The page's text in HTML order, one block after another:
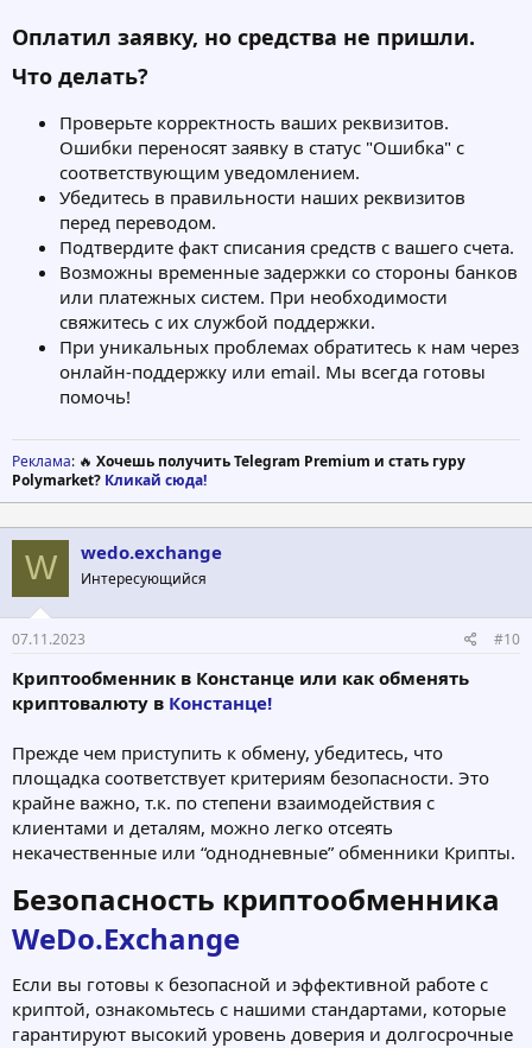
Оплатил заявку, но средства не пришли.
Что делать?
Проверьте корректность ваших реквизитов.
Ошибки переносят заявку в статус "Ошибка" с
соответствующим уведомлением.
Убедитесь в правильности наших реквизитов
перед переводом.
Подтвердите факт списания средств с вашего счета.
Возможны временные задержки со стороны банков
или платежных систем. При необходимости
свяжитесь с их службой поддержки.
При уникальных проблемах обратитесь к нам через
онлайн-поддержку или email. Мы всегда готовы
помочь!
Реклама: 🔥 Хочешь получить Telegram Premium и стать гуру
Polymarket? Кликай сюда!
W wedo.exchange
Интересующийся
07.11.2023 #10
Криптообменник в Констанце или как обменять
криптовалюту в Констанце!
Прежде чем приступить к обмену, убедитесь, что
площадка соответствует критериям безопасности. Это
крайне важно, т.к. по степени взаимодействия с
клиентами и деталям, можно легко отсеять
некачественные или “однодневные” обменники Крипты.
Безопасность криптообменника
WeDo.Exchange
Если вы готовы к безопасной и эффективной работе с
криптой, ознакомьтесь с нашими стандартами, которые
гарантируют высокий уровень доверия и долгосрочные